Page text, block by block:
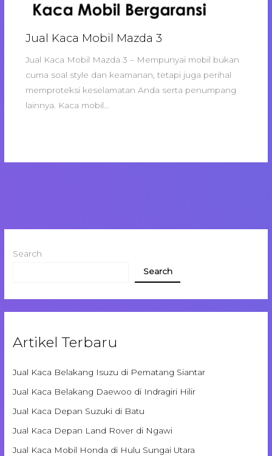
Jual Kaca Mobil Mazda 3
Jual Kaca Mobil Mazda 3 – Mempunyai mobil bukan
cuma soal style dan keamanan, tetapi juga perihal
memproteksi keselamatan Anda serta penumpang
lainnya. Kaca mobil…
Search
Search
Artikel Terbaru
Jual Kaca Belakang Isuzu di Pematang Siantar
Jual Kaca Belakang Daewoo di Indragiri Hilir
Jual Kaca Depan Suzuki di Batu
Jual Kaca Depan Land Rover di Ngawi
Jual Kaca Mobil Honda di Hulu Sungai Utara